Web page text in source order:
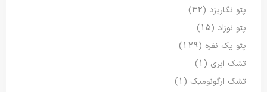
پتو نگاریزد (32)
پتو نوزاد (15)
پتو یک نفره (129)
تشک ابری (1)
تشک ارگونومیک (1)